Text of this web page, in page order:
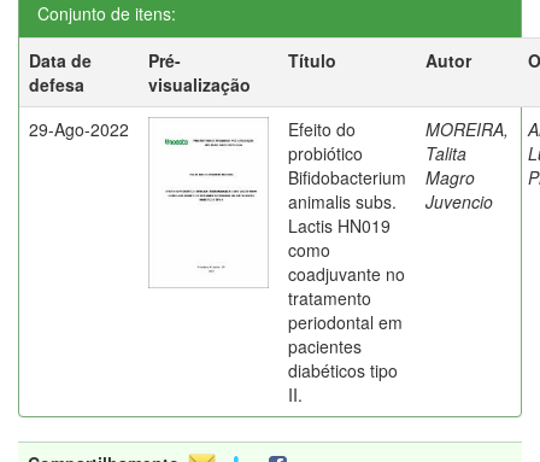
Conjunto de itens:
Data de
defesa
Pré-
visualização
Título Autor
29-Ago-2022
Efeito do
probiótico
Bifidobacterium
animalis subs.
Lactis HN019
como
coadjuvante no
tratamento
periodontal em
pacientes
diabéticos tipo
II.
MOREIRA,
Talita
Magro
Juvencio